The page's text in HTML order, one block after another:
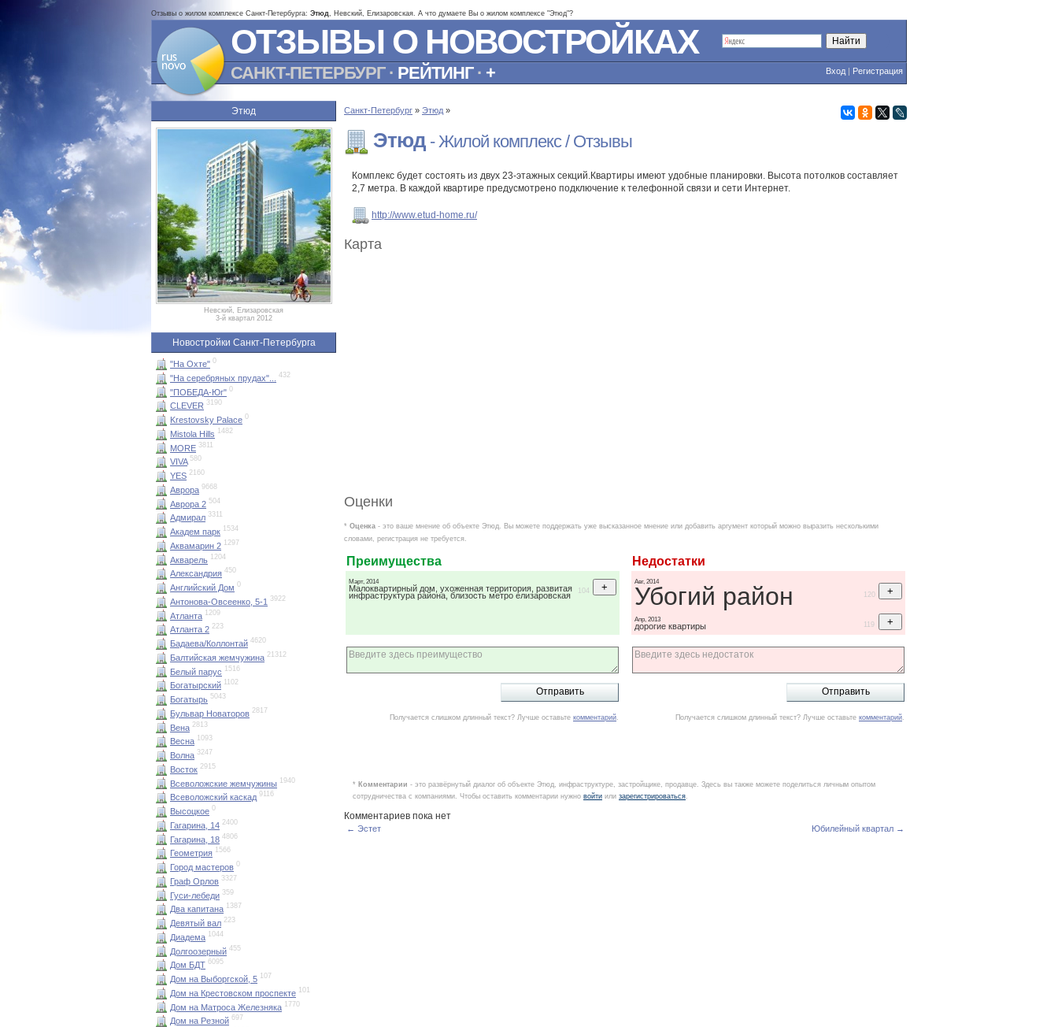
Отзывы о жилом комплексе Санкт-Петербурга: Этюд, Невский, Елизаровская. А что думаете Вы о жилом комплексе "Этюд"?
ОТЗЫВЫ О НОВОСТРОЙКАХ
Вход | Регистрация
САНКТ-ПЕТЕРБУРГ· РЕЙТИНГ· +
Этюд
Невский, Елизаровская
3-й квартал 2012
Новостройки Санкт-Петербурга
"На Охте" 0
"На серебряных прудах"... 432
"ПОБЕДА-Юг" 0
CLEVER 3190
Krestovsky Palace 0
Mistola Hills 1482
MORE 3811
VIVA 580
YES 2160
Аврора 9668
Аврора 2 504
Адмирал 3311
Академ парк 1534
Аквамарин 2 1297
Акварель 1204
Александрия 450
Английский Дом 0
Антонова-Овсеенко, 5-1 3922
Атланта 1209
Атланта 2 223
Бадаева/Коллонтай 4620
Балтийская жемчужина 21312
Белый парус 1516
Богатырский 1102
Богатырь 5043
Бульвар Новаторов 2817
Вена 2813
Весна 1093
Волна 3247
Восток 2915
Всеволожские жемчужины 1940
Всеволожский каскад 9116
Высоцкое 0
Гагарина, 14 2400
Гагарина, 18 4806
Геометрия 1566
Город мастеров 0
Граф Орлов 3327
Гуси-лебеди 359
Два капитана 1387
Девятый вал 223
Диадема 1044
Долгоозерный 455
Дом БДТ 6095
Дом на Выборгской, 5 107
Дом на Крестовском проспекте 101
Дом на Матроса Железняка 1770
Дом на Резной 697
Санкт-Петербург » Этюд »
Этюд - Жилой комплекс / Отзывы
Комплекс будет состоять из двух 23-этажных секций.Квартиры имеют удобные планировки. Высота потолков составляет
2,7 метра. В каждой квартире предусмотрено подключение к телефонной связи и сети Интернет.
http://www.etud-home.ru/
Карта
Оценки
* Оценка - это ваше мнение об объекте Этюд. Вы можете поддержать уже высказанное мнение или добавить аргумент который можно выразить несколькими
словами, регистрация не требуется.
Преимущества Недостатки
Март, 2014
Малоквартирный дом, ухоженная территория, развитая
инфраструктура района, близость метро елизаровская 104
Авг, 2014
Убогий район 120
Апр, 2013
дорогие квартиры 119
Получается слишком длинный текст? Лучше оставьте комментарий. Получается слишком длинный текст? Лучше оставьте комментарий.
* Комментарии - это развёрнутый диалог об объекте Этюд, инфраструктуре, застройщике, продавце. Здесь вы также можете поделиться личным опытом
сотрудничества с компаниями. Чтобы оставить комментарии нужно войти или зарегистрироваться.
Комментариев пока нет
← Эстет Юбилейный квартал →